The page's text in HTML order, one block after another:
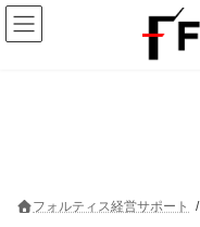
コ
ン
テ
ナ
ビ
ゲ
フォルティス経営サポート